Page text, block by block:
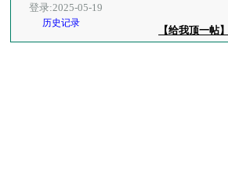
登录:2025-05-19
历史记录
【给我顶一帖】